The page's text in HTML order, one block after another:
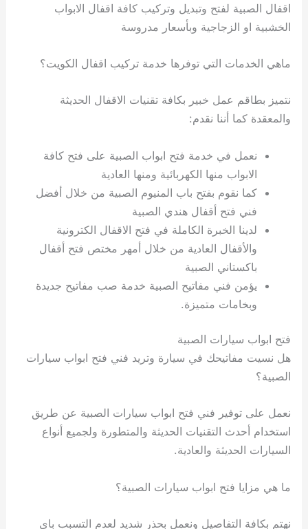
اقفال الصبية لفتح وتبديل وتركيب كافة اقفال الابواب
الخشبية او الزجاجية وبأسعار مدروسة
ماهي الخدمات التي توفرها خدمة تركيب اقفال الكويت؟
نتميز بطاقم عمل خبير بكافة تقنيات الاقفال الحديثة
والمعقدة كما أننا نقدم:
نعمل في خدمة فتح ابواب الصبية على فتح كافة
الابواب منها الكهربائية ومنها العادية
كما نقوم بفتح باب المنيوم الصبية من خلال أفضل
فني فتح أقفال هندي الصبية
لدينا الخبرة الكاملة في فتح الاقفال الكترونية
والأقفال العادية من خلال أمهر مختص فتح أقفال
باكستاني الصبية
يؤمن فني مفاتيح الصبية خدمة صب مفاتيح جديدة
وبخامات متميزة.
فتح ابواب سيارات الصبية
هل نسيت مفاتيحك في سيارة وتريد فني فتح ابواب سيارات
الصبية؟
نعمل على توفير فني فتح ابواب سيارات الصبية عن طريق
استخدام أحدث التقنيات الحديثة والمتطورة ولجميع أنواع
السيارات الحديثة والعادية.
ما هي مزايا فتح ابواب سيارات الصبية؟
نهتم بكافة التفاصيل ونعمل بحذر شديد لعدم التسبب باي